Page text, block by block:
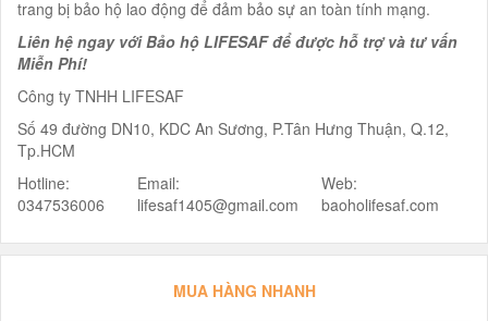
trang bị bảo hộ lao động để đảm bảo sự an toàn tính mạng.
Liên hệ ngay với Bảo hộ LIFESAF để được hỗ trợ và tư vấn
Miễn Phí!
Công ty TNHH LIFESAF
Số 49 đường DN10, KDC An Sương, P.Tân Hưng Thuận, Q.12,
Tp.HCM
Hotline:
0347536006
Email:
lifesaf1405@gmail.com
Web:
baoholifesaf.com
MUA HÀNG NHANH